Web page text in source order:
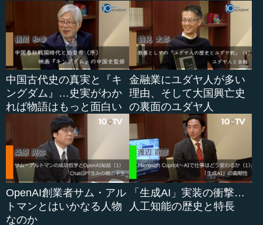
中国古代史の真実と『キ
ングダム』…史実がわか
れば物語はもっと面白い
金融業にユダヤ人が多い
理由、そして大国興亡史
の裏面のユダヤ人
OpenAI創業者サム・アル
トマンとはいかなる人物
なのか
「生成AI」実装の衝撃…
人工知能の歴史と特長